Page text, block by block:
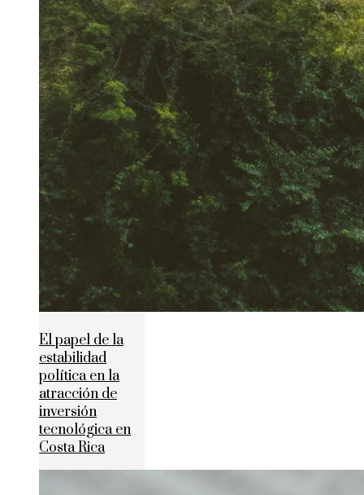
El papel de la
estabilidad
política en la
atracción de
inversión
tecnológica en
Costa Rica